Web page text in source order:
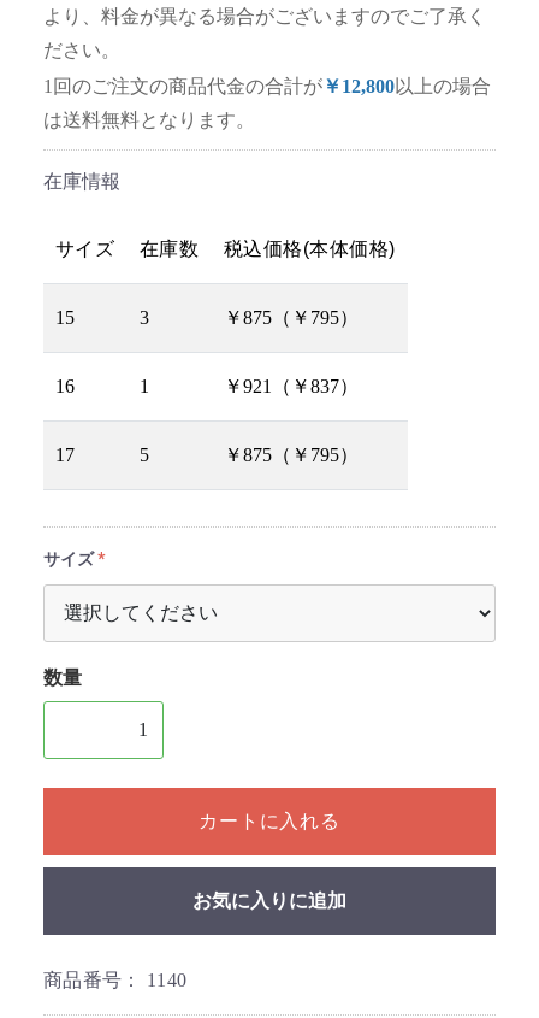
より、料金が異なる場合がございますのでご了承く
ださい。
1回のご注文の商品代金の合計が￥12,800以上の場合
は送料無料となります。
在庫情報
サイズ 在庫数 税込価格(本体価格)
15 3 ￥875（￥795）
16 1 ￥921（￥837）
17 5 ￥875（￥795）
サイズ
数量
1個以上の数量を入力してください
カートに入れる
お気に入りに追加
商品番号： 1140